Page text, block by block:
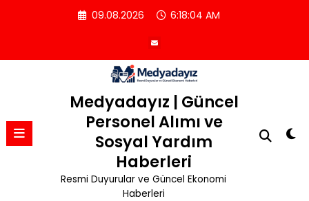
09.08.2026 6:18:04 AM
Medyadayız | Güncel
Personel Alımı ve
Sosyal Yardım
Haberleri
Resmi Duyurular ve Güncel Ekonomi
Haberleri